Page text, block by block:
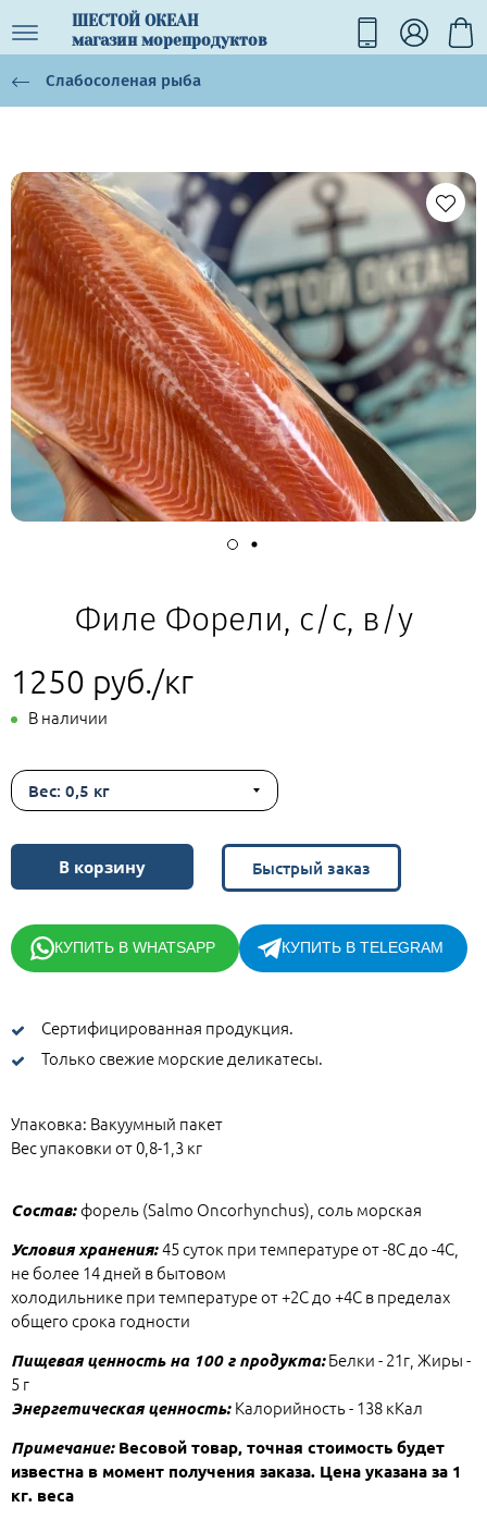
ШЕСТОЙ ОКЕАН
магазин морепродуктов
Слабосоленая рыба
Филе Форели, с/с, в/у
1250 руб./кг
В наличии
Вес: 0,5 кг
В корзину Быстрый заказ
КУПИТЬ В WHATSAPP КУПИТЬ В TELEGRAM
Сертифицированная продукция.
Только свежие морские деликатесы.
Упаковка: Вакуумный пакет
Вес упаковки от 0,8-1,3 кг
Состав:форель (Salmo Oncorhynchus), соль морская
Условия хранения:45 суток при температуре от -8С до -4С,
не более 14 дней в бытовом
холодильнике при температуре от +2С до +4С в пределах
общего срока годности
Пищевая ценность на 100 г продукта:Белки - 21г, Жиры -
5 г
Энергетическая ценность: Калорийность - 138 кКал
Примечание:Весовой товар, точная стоимость будет
известна в момент получения заказа. Цена указана за 1
кг. веса